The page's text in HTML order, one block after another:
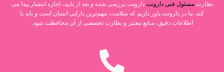
نظارتمسئول فنی دارونت دارونت بررسی شده و بعد از تایید، اجازه انتشار پیدا می
کند. ما در دارونت باور داریم که سلامت، مهم‌ترین دارایی انسان است و باید با
اطلاعات دقیق، منابع معتبر و نظارت تخصصی از آن محافظت شود.